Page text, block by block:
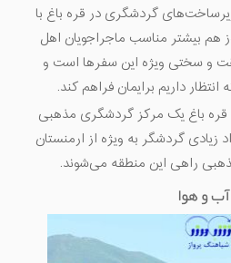
گردشگری در قره باغ با
هم بیشتر مناسب ماجراجویان اهل
و سختی ویژه این سفرها است و
داریم برایمان فراهم کند.
قره باغ یک مرکز گردشگری مذهبی
گردشگر به ویژه از ارمنستان
راهی این منطقه می‌شوند.
آب و هوا